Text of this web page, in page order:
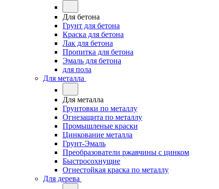
Для бетона
Грунт для бетона
Краска для бетона
Лак для бетона
Пропитка для бетона
Эмаль для бетона
для пола
Для металла
Для металла
Грунтовки по металлу
Огнезащита по металлу
Промышленые краски
Цинкование металла
Грунт-Эмаль
Преобразователи ржавчины с цинком
Быстросохнущие
Огнестойкая краска по металлу
Для дерева